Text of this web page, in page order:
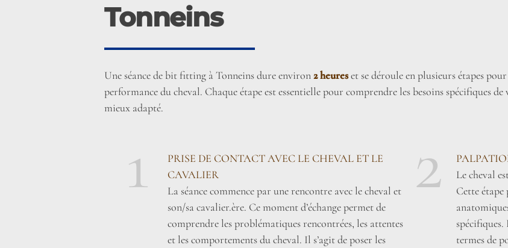
Tonneins
Une séance de bit fitting à Tonneins dure environ2 heureset se déroule en plusieurs étapes
performance du cheval. Chaque étape est essentielle pour comprendre les besoins spécifiques
mieux adapté.
1
PRISE DE CONTACT AVEC LE CHEVAL ET LE
CAVALIER
La séance commence par une rencontre avec le cheval et
son/sa cavalier.ère. Ce moment d’échange permet de
comprendre les problématiques rencontrées, les attentes
et les comportements du cheval. Il s’agit de poser les
2
Le cheval
Cette
spécifiques.
termes de